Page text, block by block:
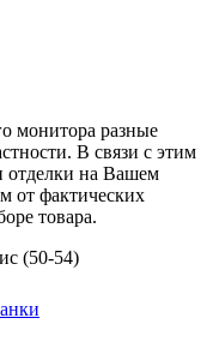
монитора разные
В связи с этим
отделки на Вашем
от фактических
товара.
(50-54)